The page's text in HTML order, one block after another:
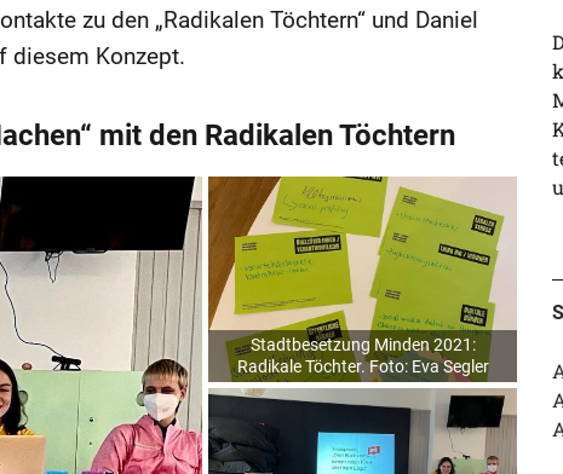
zu den „Radikalen Töchtern“ und Daniel
diesem Konzept.
mit den Radikalen Töchtern
Stadtbesetzung Minden 2021:
Radikale Töchter. Foto: Eva Segler